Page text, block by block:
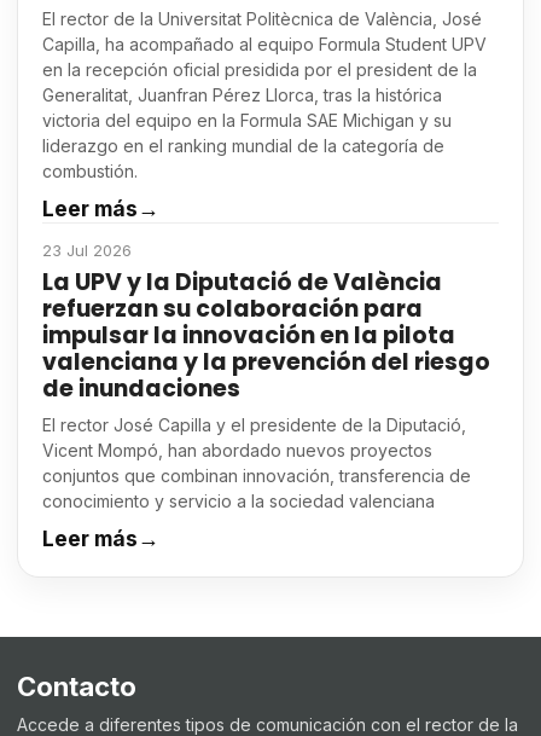
El rector de la Universitat Politècnica de València, José
Capilla, ha acompañado al equipo Formula Student UPV
en la recepción oficial presidida por el president de la
Generalitat, Juanfran Pérez Llorca, tras la histórica
victoria del equipo en la Formula SAE Michigan y su
liderazgo en el ranking mundial de la categoría de
combustión.
Leer más→
23 Jul 2026
La UPV y la Diputació de València
refuerzan su colaboración para
impulsar la innovación en la pilota
valenciana y la prevención del riesgo
de inundaciones
El rector José Capilla y el presidente de la Diputació,
Vicent Mompó, han abordado nuevos proyectos
conjuntos que combinan innovación, transferencia de
conocimiento y servicio a la sociedad valenciana
Leer más→
Contacto
Accede a diferentes tipos de comunicación con el rector de la